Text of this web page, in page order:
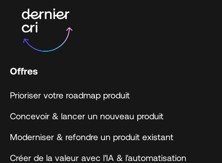
Offres
Prioriser votre roadmap produit
Concevoir & lancer un nouveau produit
Moderniser & refondre un produit existant
Créer de la valeur avec l'IA & l'automatisation